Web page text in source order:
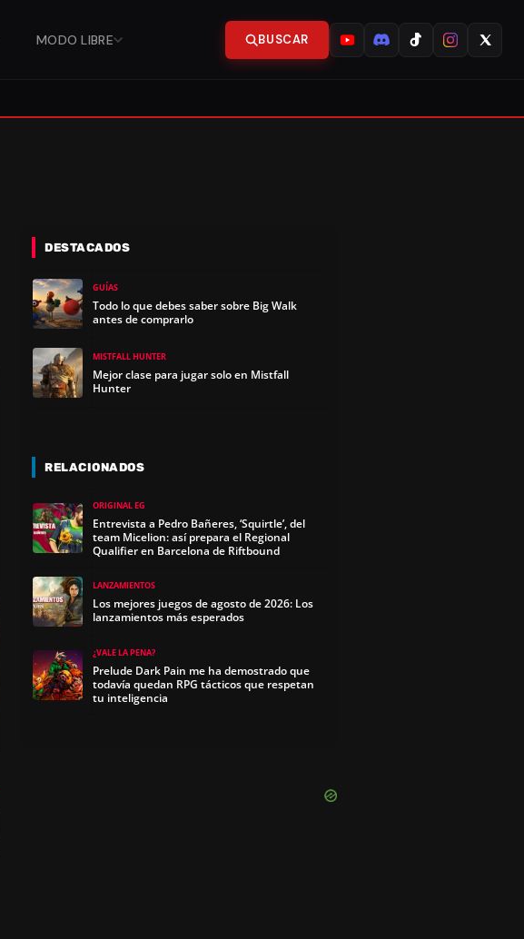
MODO LIBRE BUSCAR
DESTACADOS
GUÍAS
Todo lo que debes saber sobre Big Walk
antes de comprarlo
MISTFALL HUNTER
Mejor clase para jugar solo en Mistfall
Hunter
RELACIONADOS
ORIGINAL EG
Entrevista a Pedro Bañeres, ‘Squirtle’, del
team Micelion: así prepara el Regional
Qualifier en Barcelona de Riftbound
LANZAMIENTOS
Los mejores juegos de agosto de 2026: Los
lanzamientos más esperados
¿VALE LA PENA?
Prelude Dark Pain me ha demostrado que
todavía quedan RPG tácticos que respetan
tu inteligencia